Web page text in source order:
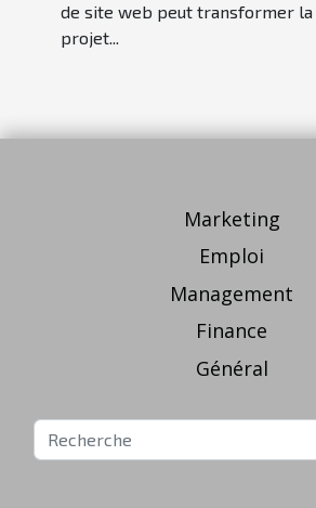
de site web peut transformer la
projet...
Marketing
Emploi
Management
Finance
Général